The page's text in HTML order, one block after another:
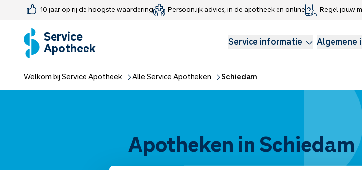
10 jaar op rij de hoogste waardering Persoonlijk advies, in de apotheek en online Regel jouw
Service
Apotheek Service informatie Algemene
Farmaceutisch consult
Medicijn-APK
Jouw medische gegevens delen
Medicijnen voor kinderen
Welkom bij Service Apotheek Alle Service Apotheken Schiedam
Apotheken in Schiedam